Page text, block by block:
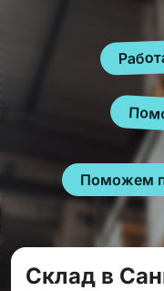
Поможем
Склад в